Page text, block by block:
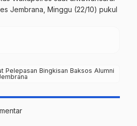
Jembrana, Minggu (22/10) pukul
Pelepasan Bingkisan Baksos Alumni